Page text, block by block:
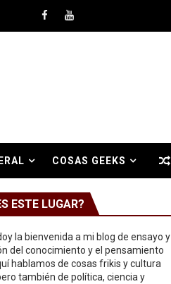
COSAS GEEKS
ESTE LUGAR?
la bienvenida a mi blog de ensayo y
del conocimiento y el pensamiento
hablamos de cosas frikis y cultura
también de política, ciencia y